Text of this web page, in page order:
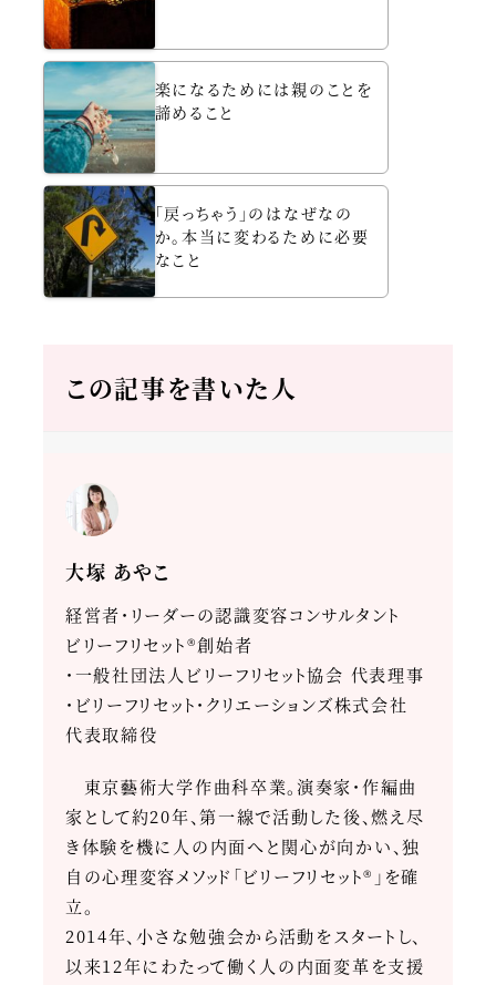
楽になるためには親のことを
諦めること
「戻っちゃう」のはなぜなの
か。本当に変わるために必要
なこと
この記事を書いた人
大塚 あやこ
経営者・リーダーの認識変容コンサルタント
ビリーフリセット®創始者
・一般社団法人ビリーフリセット協会 代表理事
・ビリーフリセット・クリエーションズ株式会社
代表取締役
東京藝術大学作曲科卒業。演奏家・作編曲
家として約20年、第一線で活動した後、燃え尽
き体験を機に人の内面へと関心が向かい、独
自の心理変容メソッド「ビリーフリセット®」を確
立。
2014年、小さな勉強会から活動をスタートし、
以来12年にわたって働く人の内面変革を支援